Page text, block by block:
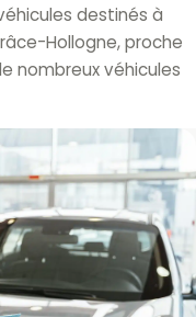
destinés à
Hollogne, proche
nombreux véhicules